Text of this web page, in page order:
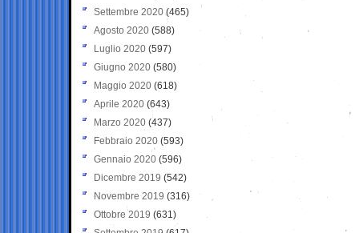
Settembre 2020(465)
Agosto 2020 (588)
Luglio 2020 (597)
Giugno 2020 (580)
Maggio 2020 (618)
Aprile 2020 (643)
Marzo 2020 (437)
Febbraio 2020 (593)
Gennaio 2020 (596)
Dicembre 2019 (542)
Novembre 2019 (316)
Ottobre 2019 (631)